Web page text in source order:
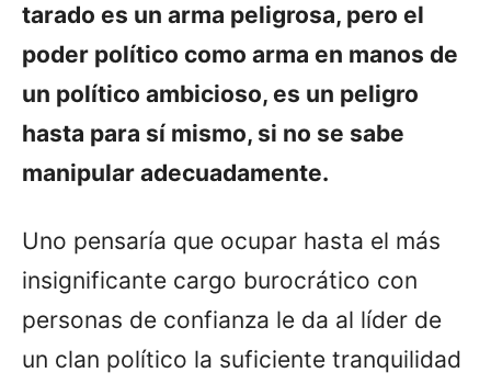
tarado es un arma peligrosa, pero el
poder político como arma en manos de
un político ambicioso, es un peligro
hasta para sí mismo, si no se sabe
manipular adecuadamente.
Uno pensaría que ocupar hasta el más
insignificante cargo burocrático con
personas de confianza le da al líder de
un clan político la suficiente tranquilidad